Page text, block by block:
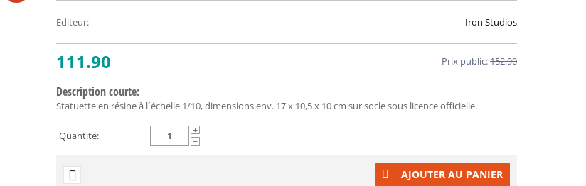
Editeur: Iron Studios
111.90 Prix public:152.90
Description courte:
Statuette en résine à l´échelle 1/10, dimensions env. 17 x 10,5 x 10 cm sur socle sous licence officielle.
Quantité:
+
−
AJOUTER AU PANIER